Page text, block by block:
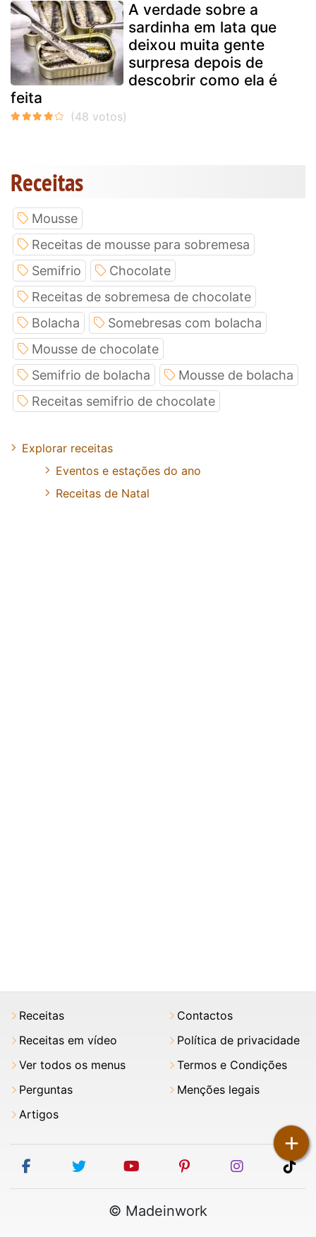
+
A verdade sobre a
sardinha em lata que
deixou muita gente
surpresa depois de
descobrir como ela é
feita
Receitas
Mousse
Receitas de mousse para sobremesa
Semifrio
Chocolate
Receitas de sobremesa de chocolate
Bolacha
Somebresas com bolacha
Mousse de chocolate
Semifrio de bolacha
Mousse de bolacha
Receitas semifrio de chocolate
Explorar receitas
Eventos e estações do ano
Receitas de Natal
Receitas
Receitas em vídeo
Ver todos os menus
Perguntas
Artigos
Contactos
Política de privacidade
Termos e Condições
Menções legais
facebooktwitter youtubepinterestinstagram
© Madeinwork